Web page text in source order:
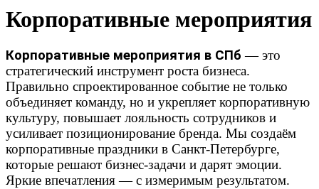
Корпоративные мероприятия
Корпоративные мероприятия в СПб — это
стратегический инструмент роста бизнеса.
Правильно спроектированное событие не только
объединяет команду, но и укрепляет корпоративную
культуру, повышает лояльность сотрудников и
усиливает позиционирование бренда. Мы создаём
корпоративные праздники в Санкт-Петербурге,
которые решают бизнес-задачи и дарят эмоции.
Яркие впечатления — с измеримым результатом.